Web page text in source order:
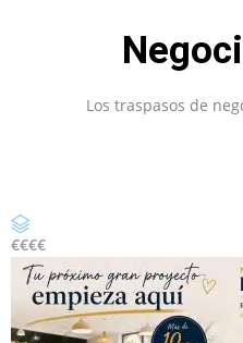
Los traspasos de
€€€€